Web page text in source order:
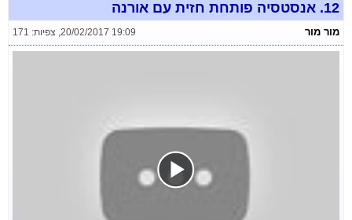
12. אנסטסיה פותחת חזית עם אורנה
מור מור 20/02/2017 19:09
, צפיות: 171